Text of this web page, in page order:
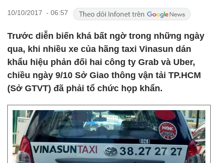
10/10/2017 - 06:57
Trước diễn biến khá bất ngờ trong những ngày
qua, khi nhiều xe của hãng taxi Vinasun dán
khẩu hiệu phản đối hai công ty Grab và Uber,
chiều ngày 9/10 Sở Giao thông vận tải TP.HCM
(Sở GTVT) đã phải tổ chức họp khẩn.